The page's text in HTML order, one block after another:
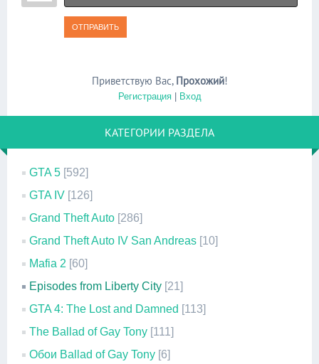
ОТПРАВИТЬ
Приветствую Вас, Прохожий!
Регистрация| Вход
КАТЕГОРИИ РАЗДЕЛА
GTA 5 [592]
GTA IV [126]
Grand Theft Auto [286]
Grand Theft Auto IV San Andreas [10]
Mafia 2 [60]
Episodes from Liberty City [21]
GTA 4: The Lost and Damned [113]
The Ballad of Gay Tony [111]
Обои Ballad of Gay Tony [6]